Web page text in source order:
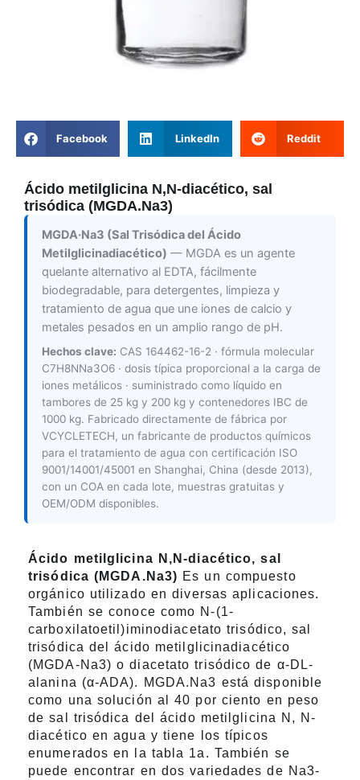
Facebook LinkedIn Reddit
Ácido metilglicina N,N-diacético, sal
trisódica (MGDA.Na3)
MGDA·Na3 (Sal Trisódica del Ácido
Metilglicinadiacético) — MGDA es un agente
quelante alternativo al EDTA, fácilmente
biodegradable, para detergentes, limpieza y
tratamiento de agua que une iones de calcio y
metales pesados en un amplio rango de pH.
Hechos clave: CAS 164462-16-2 · fórmula molecular
C7H8NNa3O6 · dosis típica proporcional a la carga de
iones metálicos · suministrado como líquido en
tambores de 25 kg y 200 kg y contenedores IBC de
1000 kg. Fabricado directamente de fábrica por
VCYCLETECH, un fabricante de productos químicos
para el tratamiento de agua con certificación ISO
9001/14001/45001 en Shanghai, China (desde 2013),
con un COA en cada lote, muestras gratuitas y
OEM/ODM disponibles.
Ácido metilglicina N,N-diacético, sal
trisódica (MGDA.Na3) Es un compuesto
orgánico utilizado en diversas aplicaciones.
También se conoce como N-(1-
carboxilatoetil)iminodiacetato trisódico, sal
trisódica del ácido metilglicinadiacético
(MGDA-Na3) o diacetato trisódico de α-DL-
alanina (α-ADA). MGDA.Na3 está disponible
como una solución al 40 por ciento en peso
de sal trisódica del ácido metilglicina N, N-
diacético en agua y tiene los típicos
enumerados en la tabla 1a. También se
puede encontrar en dos variedades de Na3-